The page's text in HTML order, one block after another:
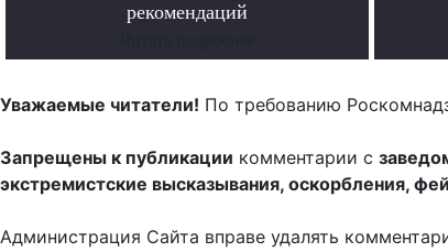
рекомендаций
Уважаемые читатели! По требованию
Запрещены к публикации комментарии с
экстремистские высказывания, оскорбления,
Администрация Сайта вправе удалять